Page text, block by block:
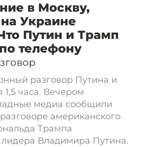
в Москву,
Украине
Путин и Трамп
телефону
разговор Путина и
часа. Вечером
медиа сообщили
американского
Трампа
лидера Владимира Путина.